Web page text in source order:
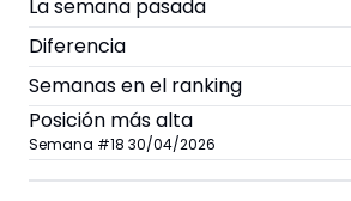
La semana pasada
Diferencia
Semanas en el ranking
Posición más alta
Semana #18 30/04/2026